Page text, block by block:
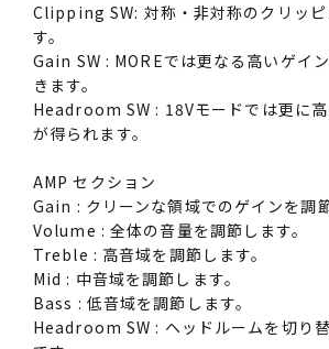
Clipping SW: 対称・非対称のクリッピ
す。
Gain SW : MOREでは更なる高いゲイ
きます。
Headroom SW : 18Vモードでは更に
が得られます。
AMP セクション
Gain : クリーンな領域でのゲインを調節
Volume : 全体の音量を調節します。
Treble : 高音域を調節します。
Mid : 中音域を調節します。
Bass : 低音域を調節します。
Headroom SW : ヘッドルームを切り